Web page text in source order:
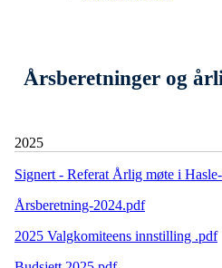
Årsberetninger og
2025
Signert - Referat Årlig møte i
Årsberetning-2024.pdf
2025 Valgkomiteens innstilling .pdf